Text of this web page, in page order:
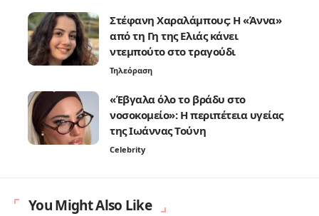
Στέφανη Χαραλάμπους: Η «Άννα»
από τη Γη της Ελιάς κάνει
ντεμπούτο στο τραγούδι
Τηλεόραση
«Έβγαλα όλο το βράδυ στο
νοσοκομείο»: Η περιπέτεια υγείας
της Ιωάννας Τούνη
Celebrity
You Might Also Like